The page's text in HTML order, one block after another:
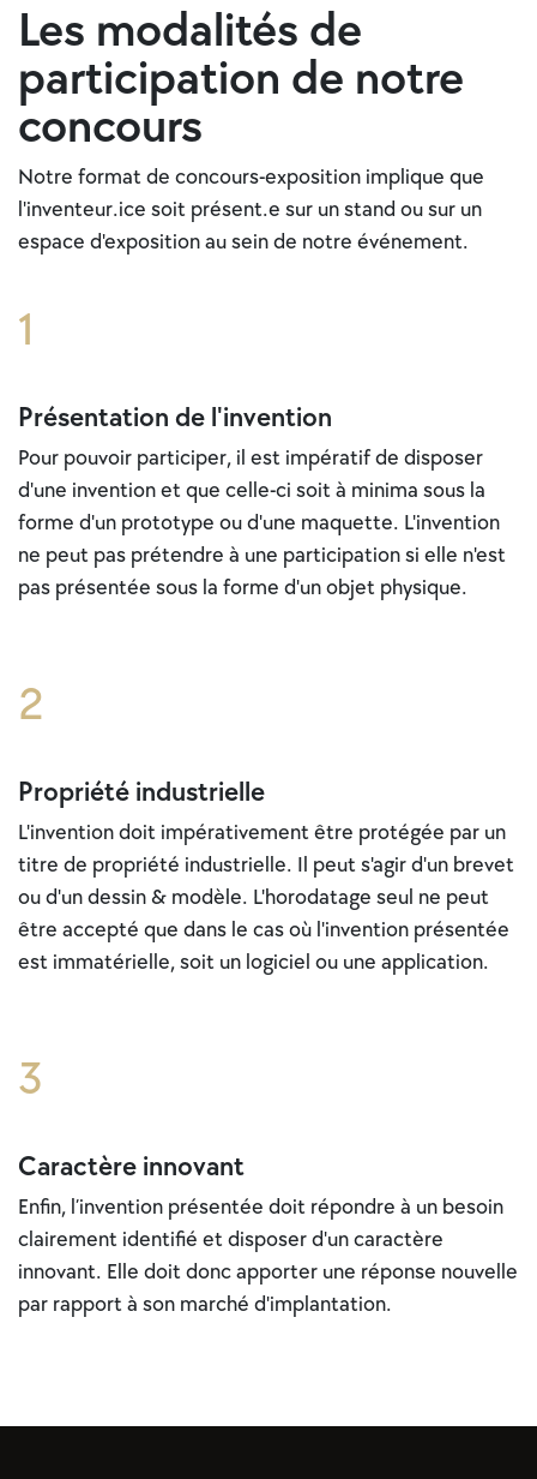
Les modalités de
participation de notre
concours
Notre format de concours-exposition implique que
l'inventeur.ice soit présent.e sur un stand ou sur un
espace d'exposition au sein de notre événement.
1
Présentation de l'invention
Pour pouvoir participer, il est impératif de disposer
d'une invention et que celle-ci soit à minima sous la
forme d'un prototype ou d'une maquette. L'invention
ne peut pas prétendre à une participation si elle n'est
pas présentée sous la forme d'un objet physique.
2
Propriété industrielle
L'invention doit impérativement être protégée par un
titre de propriété industrielle. Il peut s'agir d'un brevet
ou d'un dessin & modèle. L'horodatage seul ne peut
être accepté que dans le cas où l'invention présentée
est immatérielle, soit un logiciel ou une application.
3
Caractère innovant
Enfin, l’invention présentée doit répondre à un besoin
clairement identifié et disposer d'un caractère
innovant. Elle doit donc apporter une réponse nouvelle
par rapport à son marché d'implantation.